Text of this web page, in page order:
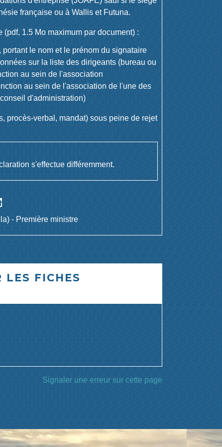
française ou à Wallis et Futuna.
1.5 Mo maximum par document) :
le nom et le prénom du signataire
sur la liste des dirigeants (bureau ou
au sein de l'association
au sein de l'association de l'une des
d'administration)
procès-verbal, mandat) sous peine de rejet
s'effectue différemment.
- Première ministre
LES FICHES
Signaler une erreur sur cette page